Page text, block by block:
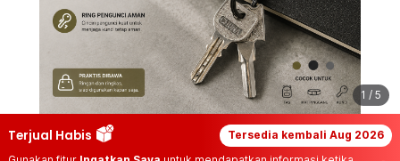
1 / 5
Terjual Habis Tersedia kembali Aug 2026